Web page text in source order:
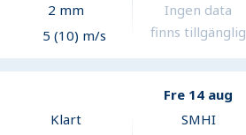
2 mm
5 (10) m/s
Ingen data
finns tillgänglig
Fre 14 aug
Klart
SMHI